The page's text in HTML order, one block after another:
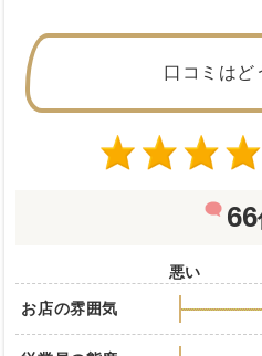
口コミはど
66
悪い
お店の雰囲気